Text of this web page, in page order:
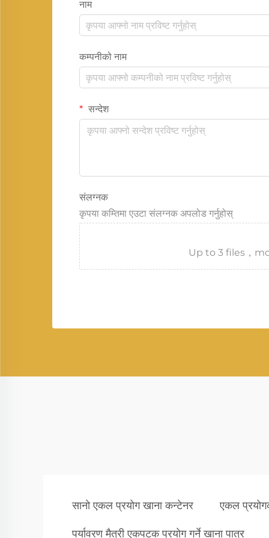
नाम
कम्पनीको नाम
सन्देश
संलग्नक
कृपया कम्तिमा एउटा संलग्नक अपलोड गर्नुहोस्
Up to 3 files，
सानो एकल प्रयोग खाना कन्टेनर एकल
पर्यावरण मैत्री एकपटक प्रयोग गर्ने खाना पात्र